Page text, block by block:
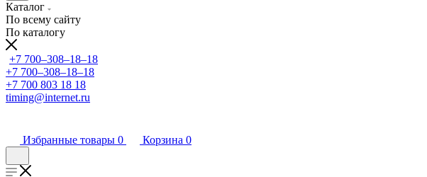
Каталог
По всему сайту
По каталогу
+7 700‒308‒18‒18
+7 700‒308‒18‒18
+7 700 803 18 18
timing@internet.ru
Избранные товары 0 Корзина 0